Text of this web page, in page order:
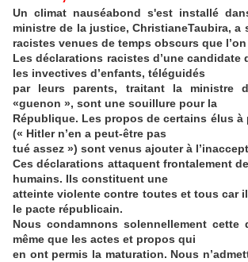
Un climat nauséabond s'est installé
ministre de la justice, ChristianeTaubira, a
racistes venues de temps obscurs que
Les déclarations racistes d’une candidate
les invectives d’enfants, téléguidés
par leurs parents, traitant la ministre
«guenon », sont une souillure pour la
République. Les propos de certains élus à
(« Hitler n’en a peut-être pas
tué assez ») sont venus ajouter à
Ces déclarations attaquent frontalement
humains. Ils constituent une
atteinte violente contre toutes et tous car
le pacte républicain.
Nous condamnons solennellement cette
même que les actes et propos qui
en ont permis la maturation. Nous